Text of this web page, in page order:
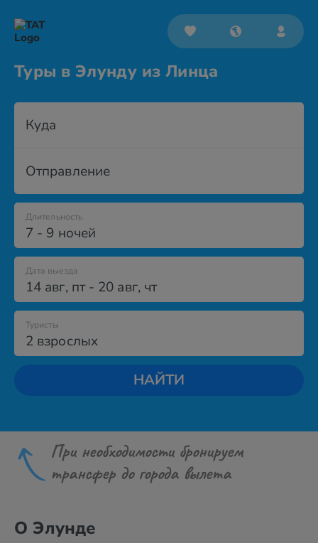
Туры в Элунду из Линца
Куда
Отправление
7 - 9 ночей
Длительность
Дата выезда
14 авг, пт- 20 авг, чт
2 взрослых
Туристы
НАЙТИ
При необходимости бронируем
трансфер до города вылета
О Элунде